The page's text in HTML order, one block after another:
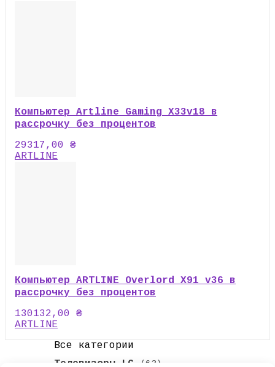
Компьютер Artline Gaming X33v18 в
рассрочку без процентов
29317,00 ₴
ARTLINE
Компьютер ARTLINE Overlord X91 v36 в
рассрочку без процентов
130132,00 ₴
ARTLINE
Все категории
Телевизоры LG
(63)